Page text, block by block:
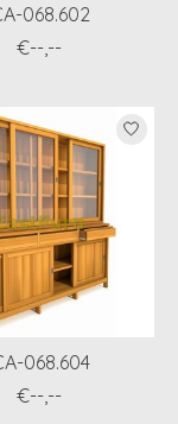
068.602
€--,--
068.604
€--,--